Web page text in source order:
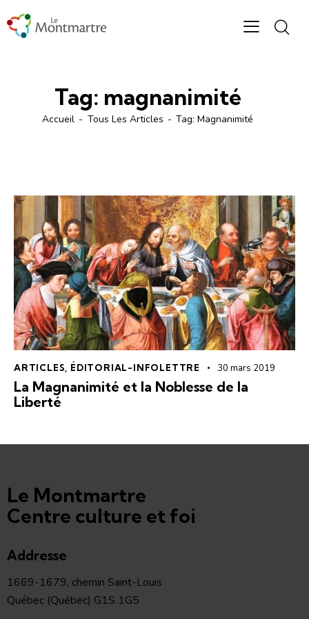
Tag: magnanimité
Accueil Tous Les Articles Tag: Magnanimité
ARTICLES ÉDITORIAL-INFOLETTRE 30 mars 2019
La Magnanimité et la Noblesse de la
Liberté
Le Montmartre
Centre culture et foi
Addresse
1669-1679, chemin Saint-Louis
Québec (Québec) G1S 1G5